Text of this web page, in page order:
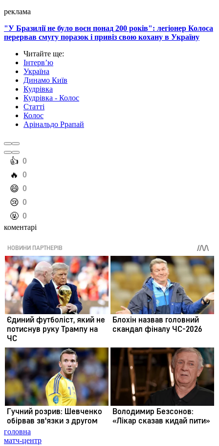
реклама
"У Бразилії не було воєн понад 200 років": легіонер Колоса
перервав смугу поразок і привіз свою кохану в Україну
Читайте ще:
Інтерв’ю
Україна
Динамо Київ
Кудрівка
Кудрівка - Колос
Статті
Колос
Арінальдо Ррапай
️👍 0
️🔥 0
️😄 0
️😢 0
️🤬 0
коментарі
головна
матч-центр